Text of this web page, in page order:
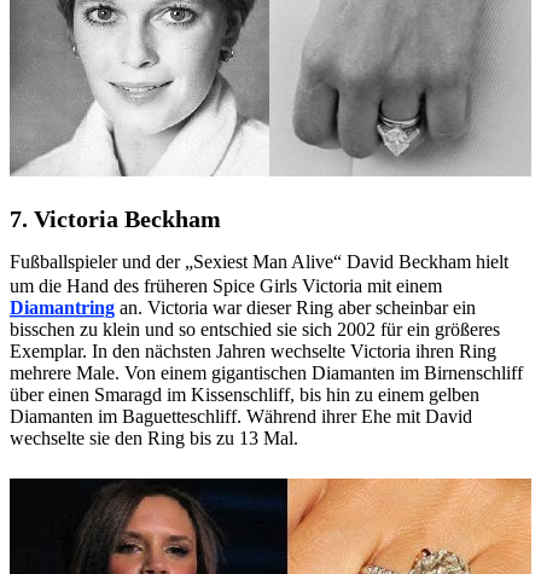
7. Victoria Beckham
Fußballspieler und der „Sexiest Man Alive“ David Beckham hielt
um die Hand des früheren Spice Girls Victoria mit einem
Diamantring an. Victoria war dieser Ring aber scheinbar ein
bisschen zu klein und so entschied sie sich 2002 für ein größeres
Exemplar. In den nächsten Jahren wechselte Victoria ihren Ring
mehrere Male. Von einem gigantischen Diamanten im Birnenschliff
über einen Smaragd im Kissenschliff, bis hin zu einem gelben
Diamanten im Baguetteschliff. Während ihrer Ehe mit David
wechselte sie den Ring bis zu 13 Mal.